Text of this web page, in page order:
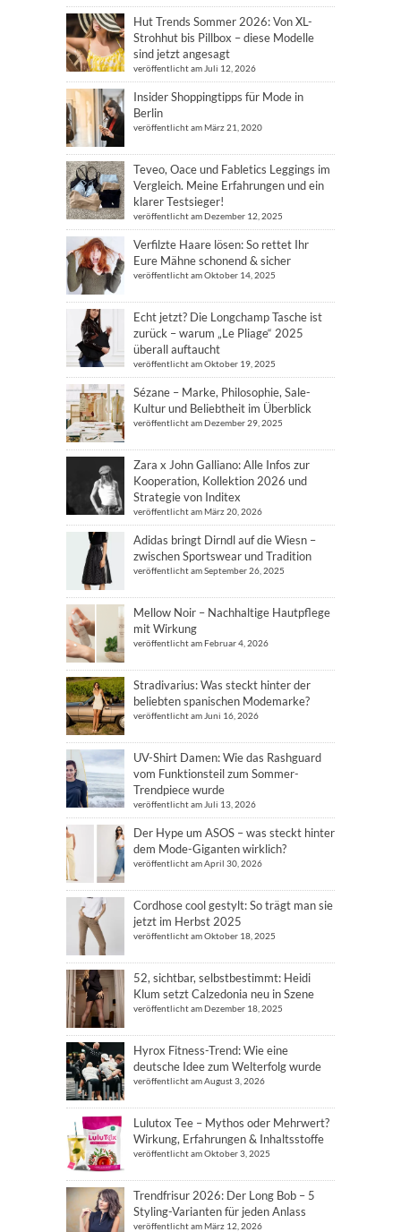
Hut Trends Sommer 2026: Von XL-
Strohhut bis Pillbox – diese Modelle
sind jetzt angesagt
veröffentlicht am Juli 12, 2026
Insider Shoppingtipps für Mode in
Berlin
veröffentlicht am März 21, 2020
Teveo, Oace und Fabletics Leggings im
Vergleich. Meine Erfahrungen und ein
klarer Testsieger!
veröffentlicht am Dezember 12, 2025
Verfilzte Haare lösen: So rettet Ihr
Eure Mähne schonend & sicher
veröffentlicht am Oktober 14, 2025
Echt jetzt? Die Longchamp Tasche ist
zurück – warum „Le Pliage“ 2025
überall auftaucht
veröffentlicht am Oktober 19, 2025
Sézane – Marke, Philosophie, Sale-
Kultur und Beliebtheit im Überblick
veröffentlicht am Dezember 29, 2025
Zara x John Galliano: Alle Infos zur
Kooperation, Kollektion 2026 und
Strategie von Inditex
veröffentlicht am März 20, 2026
Adidas bringt Dirndl auf die Wiesn –
zwischen Sportswear und Tradition
veröffentlicht am September 26, 2025
Mellow Noir – Nachhaltige Hautpflege
mit Wirkung
veröffentlicht am Februar 4, 2026
Stradivarius: Was steckt hinter der
beliebten spanischen Modemarke?
veröffentlicht am Juni 16, 2026
UV-Shirt Damen: Wie das Rashguard
vom Funktionsteil zum Sommer-
Trendpiece wurde
veröffentlicht am Juli 13, 2026
Der Hype um ASOS – was steckt hinter
dem Mode-Giganten wirklich?
veröffentlicht am April 30, 2026
Cordhose cool gestylt: So trägt man sie
jetzt im Herbst 2025
veröffentlicht am Oktober 18, 2025
52, sichtbar, selbstbestimmt: Heidi
Klum setzt Calzedonia neu in Szene
veröffentlicht am Dezember 18, 2025
Hyrox Fitness-Trend: Wie eine
deutsche Idee zum Welterfolg wurde
veröffentlicht am August 3, 2026
Lulutox Tee – Mythos oder Mehrwert?
Wirkung, Erfahrungen & Inhaltsstoffe
veröffentlicht am Oktober 3, 2025
Trendfrisur 2026: Der Long Bob – 5
Styling-Varianten für jeden Anlass
veröffentlicht am März 12, 2026